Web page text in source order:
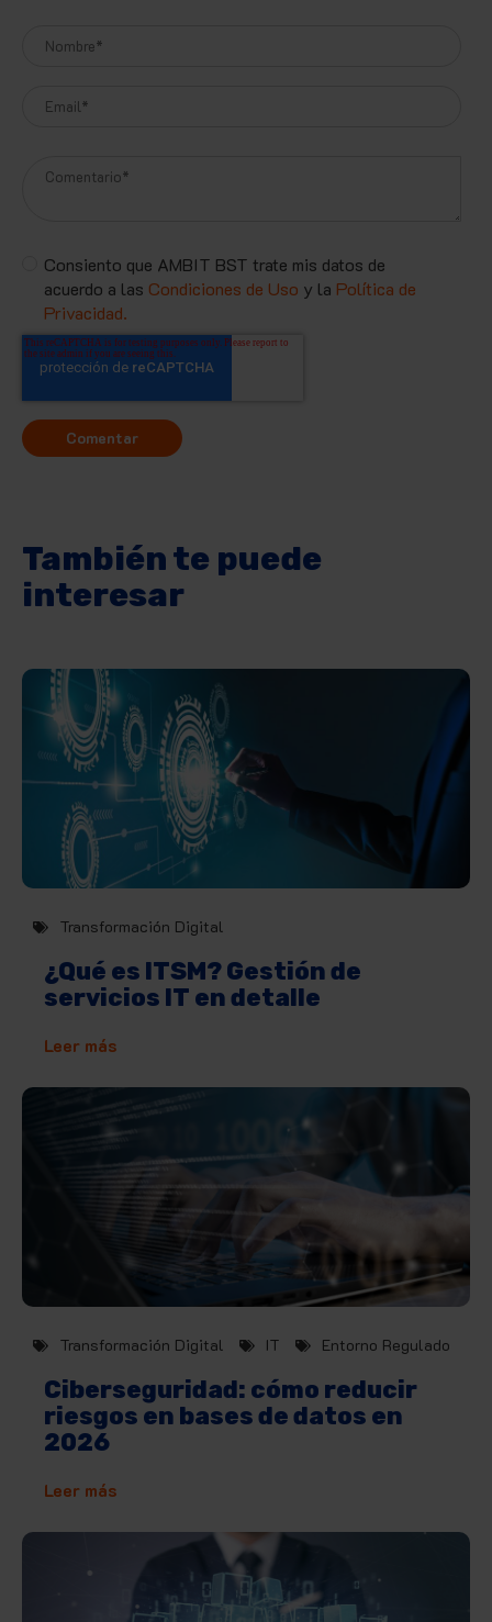
Consiento que AMBIT BST trate mis datos de
acuerdo a las Condiciones de Uso y la Política de
Privacidad.
También te puede
interesar
Transformación Digital
¿Qué es ITSM? Gestión de
servicios IT en detalle
Leer más
Transformación Digital IT Entorno Regulado
Ciberseguridad: cómo reducir
riesgos en bases de datos en
2026
Leer más